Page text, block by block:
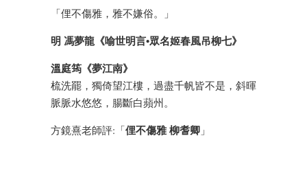
「俚不傷雅，雅不嫌俗。」
明 馮夢龍《喻世明言•眾名姬春風吊柳七》
溫庭筠《夢江南》
梳洗罷，獨倚望江樓，過盡千帆皆不是，斜暉
脈脈水悠悠，腸斷白蘋州。
方鏡熹老師評:「俚不傷雅 柳耆卿 」